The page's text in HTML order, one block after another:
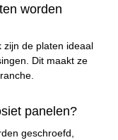
worden
zijn de platen ideaal
Dit maakt ze
panelen?
geschroefd,